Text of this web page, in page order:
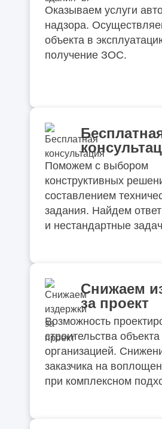
Оказываем услуги
надзора.
объекта в
получение ЗОС.
Поможем с выбором
конструктивных
составлением
задания. Найдем
и нестандартные
Снижаем
за проект
Возможность
строительства
организацией.
заказчика на
при комплексном